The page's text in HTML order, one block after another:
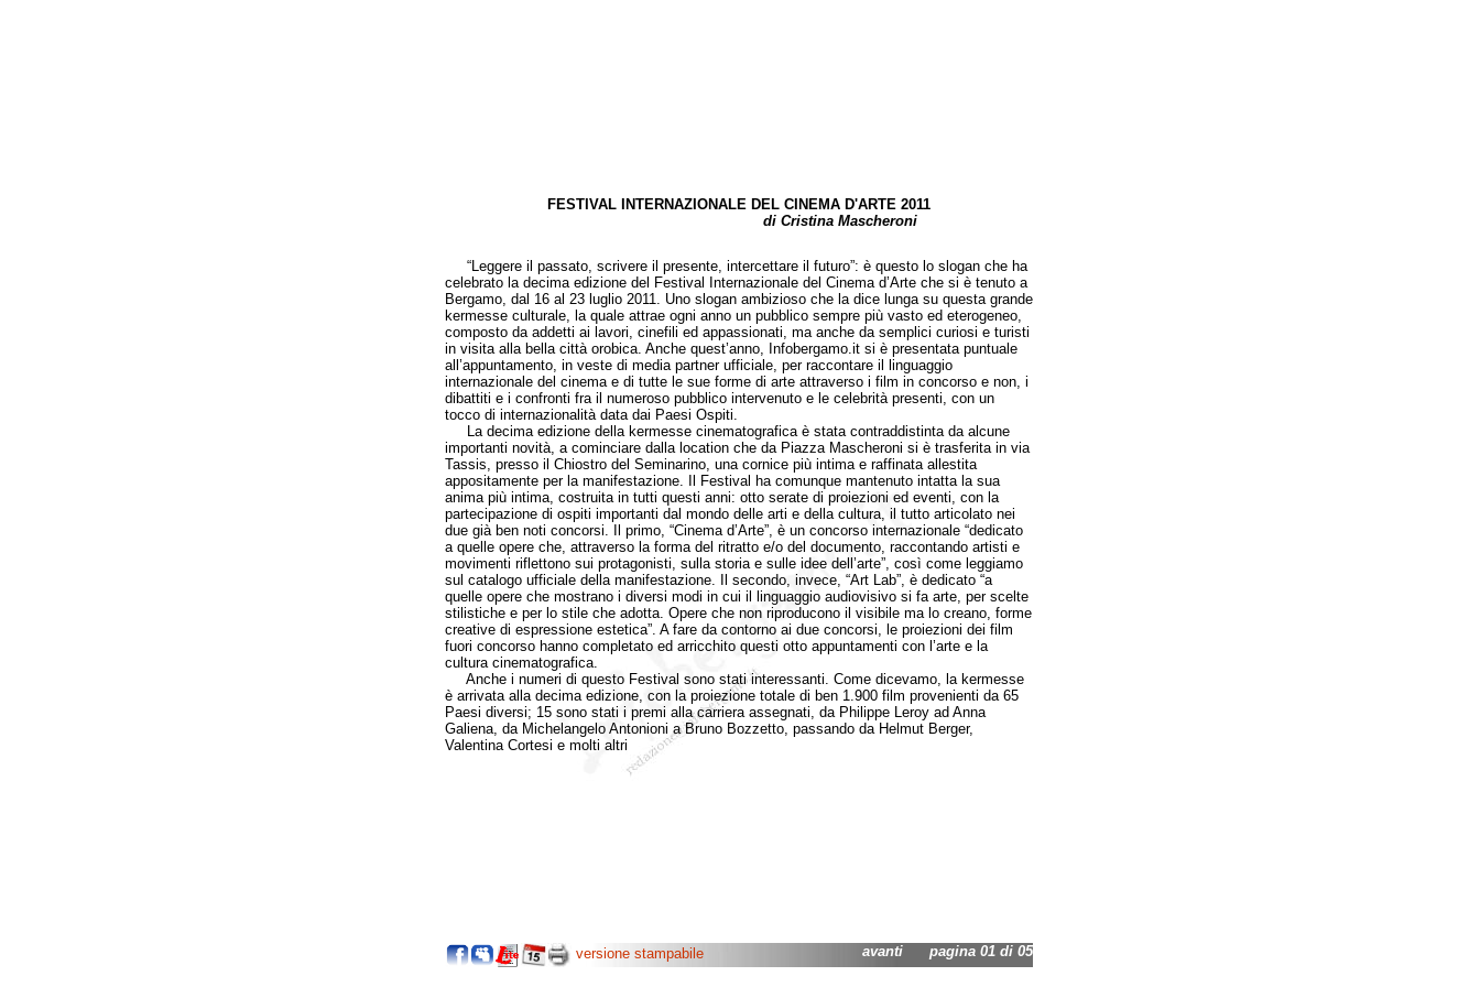
FESTIVAL INTERNAZIONALE DEL CINEMA D'ARTE 2011
di Cristina Mascheroni
“Leggere il passato, scrivere il presente, intercettare il futuro”: è questo lo slogan che ha
celebrato la decima edizione del Festival Internazionale del Cinema d’Arte che si è tenuto a
Bergamo, dal 16 al 23 luglio 2011. Uno slogan ambizioso che la dice lunga su questa grande
kermesse culturale, la quale attrae ogni anno un pubblico sempre più vasto ed eterogeneo,
composto da addetti ai lavori, cinefili ed appassionati, ma anche da semplici curiosi e turisti
in visita alla bella città orobica. Anche quest’anno, Infobergamo.it si è presentata puntuale
all’appuntamento, in veste di media partner ufficiale, per raccontare il linguaggio
internazionale del cinema e di tutte le sue forme di arte attraverso i film in concorso e non, i
dibattiti e i confronti fra il numeroso pubblico intervenuto e le celebrità presenti, con un
tocco di internazionalità data dai Paesi Ospiti.
La decima edizione della kermesse cinematografica è stata contraddistinta da alcune
importanti novità, a cominciare dalla location che da Piazza Mascheroni si è trasferita in via
Tassis, presso il Chiostro del Seminarino, una cornice più intima e raffinata allestita
appositamente per la manifestazione. Il Festival ha comunque mantenuto intatta la sua
anima più intima, costruita in tutti questi anni: otto serate di proiezioni ed eventi, con la
partecipazione di ospiti importanti dal mondo delle arti e della cultura, il tutto articolato nei
due già ben noti concorsi. Il primo, “Cinema d’Arte”, è un concorso internazionale “dedicato
a quelle opere che, attraverso la forma del ritratto e/o del documento, raccontando artisti e
movimenti riflettono sui protagonisti, sulla storia e sulle idee dell’arte”, così come leggiamo
sul catalogo ufficiale della manifestazione. Il secondo, invece, “Art Lab”, è dedicato “a
quelle opere che mostrano i diversi modi in cui il linguaggio audiovisivo si fa arte, per scelte
stilistiche e per lo stile che adotta. Opere che non riproducono il visibile ma lo creano, forme
creative di espressione estetica”. A fare da contorno ai due concorsi, le proiezioni dei film
fuori concorso hanno completato ed arricchito questi otto appuntamenti con l’arte e la
cultura cinematografica.
Anche i numeri di questo Festival sono stati interessanti. Come dicevamo, la kermesse
è arrivata alla decima edizione, con la proiezione totale di ben 1.900 film provenienti da 65
Paesi diversi; 15 sono stati i premi alla carriera assegnati, da Philippe Leroy ad Anna
Galiena, da Michelangelo Antonioni a Bruno Bozzetto, passando da Helmut Berger,
Valentina Cortesi e molti altri
versione stampabile avantipagina 01 di 05